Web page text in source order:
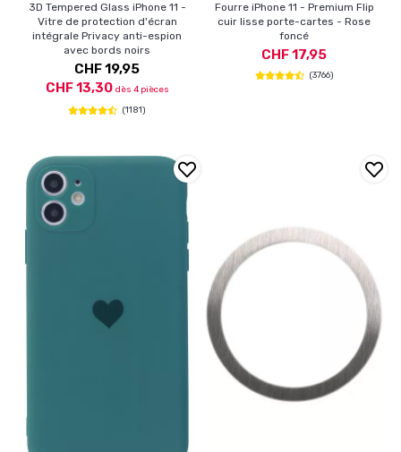
3D Tempered Glass iPhone 11 -
Vitre de protection d'écran
intégrale Privacy anti-espion
avec bords noirs
CHF 19,95
CHF 13,30 dès 4 pièces
(1181)
Fourre iPhone 11 - Premium Flip
cuir lisse porte-cartes - Rose
foncé
CHF 17,95
(3766)